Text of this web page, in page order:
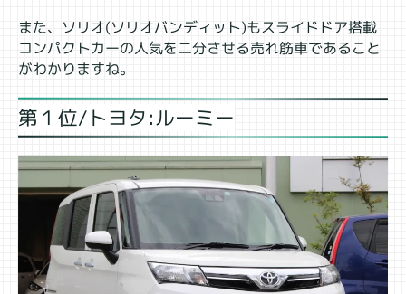
また、ソリオ(ソリオバンディット)もスライドドア搭載
コンパクトカーの人気を二分させる売れ筋車であること
がわかりますね。
第１位/トヨタ:ルーミー